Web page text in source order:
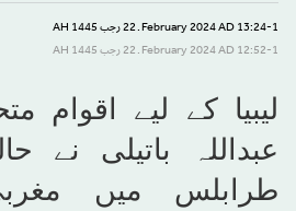
13:24-1 February 2024 AD ـ 22 رجب 1445 AH
12:52-1 February 2024 AD ـ 22 رجب 1445 AH
لیبیا کے لیے اقوام
عبداللہ باتیلی نے
طرابلس میں